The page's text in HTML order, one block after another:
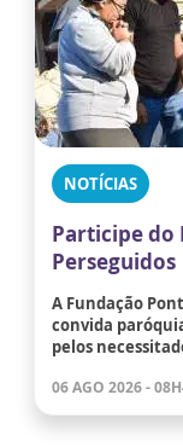
NOTÍCIAS
Participe do
Perseguidos
A Fundação
convida
pelos
06 AGO 2026 -